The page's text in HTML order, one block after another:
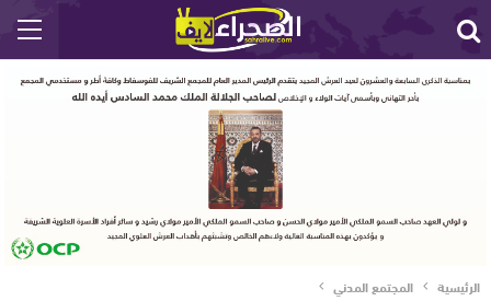
الرئيسية المجتمع المدني